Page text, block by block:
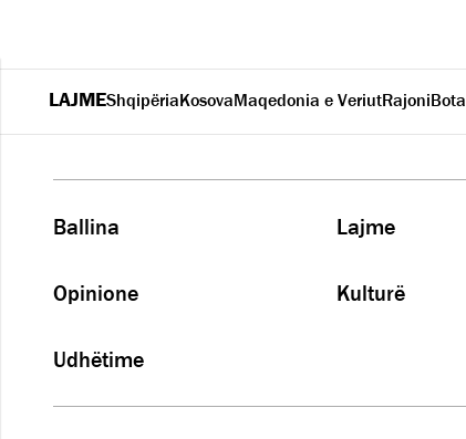
LAJMEShqipëriaKosovaMaqedonia e VeriutRajoniBota
Ballina Lajme
Opinione Kulturë
Udhëtime